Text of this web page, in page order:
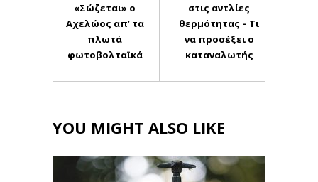
«Σώζεται» ο
Αχελώος απ’ τα
πλωτά
φωτοβολταϊκά
στις αντλίες
θερμότητας – Τι
να προσέξει ο
καταναλωτής
YOU MIGHT ALSO LIKE